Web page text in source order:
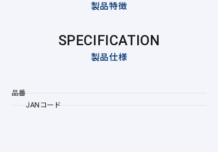
製品特徴
SPECIFICATION
製品仕様
品番
JANコード